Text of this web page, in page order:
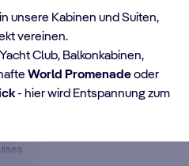
unsere Kabinen und Suiten,
vereinen.
Club, Balkonkabinen,
World Promenadeoder
- hier wird Entspannung zum
Club
und